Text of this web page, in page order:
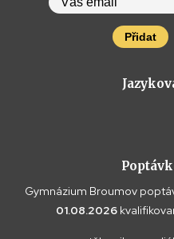
Přidat
Gymnázium Broumov
01.08.2026